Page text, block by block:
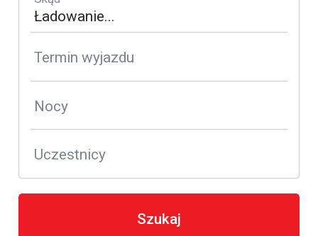
Termin wyjazdu
Nocy
Uczestnicy
Szukaj